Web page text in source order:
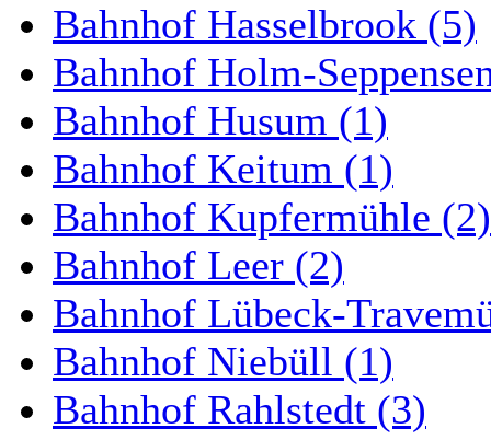
Bahnhof Hasselbrook (5)
Bahnhof Holm-
Bahnhof Husum (1)
Bahnhof Keitum (1)
Bahnhof Kupfermühle (2)
Bahnhof Leer (2)
Bahnhof Lübeck-
Bahnhof Niebüll (1)
Bahnhof Rahlstedt (3)